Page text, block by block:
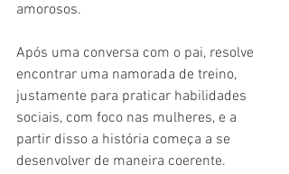
amorosos.
Após uma conversa com o pai, resolve
encontrar uma namorada de treino,
justamente para praticar habilidades
sociais, com foco nas mulheres, e a
partir disso a história começa a se
desenvolver de maneira coerente.